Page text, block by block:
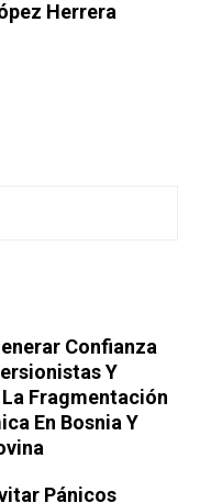
Herrera
Confianza
Y
Fragmentación
En Bosnia Y
Pánicos